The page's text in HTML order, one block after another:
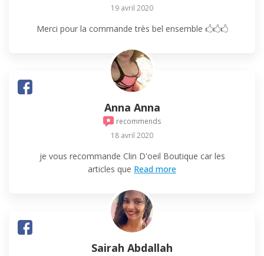
19 avril 2020
Merci pour la commande très bel ensemble 🖒🖒🖒
Anna Anna
recommends
18 avril 2020
je vous recommande Clin D'oeil Boutique car les
articles que Read more
Sairah Abdallah